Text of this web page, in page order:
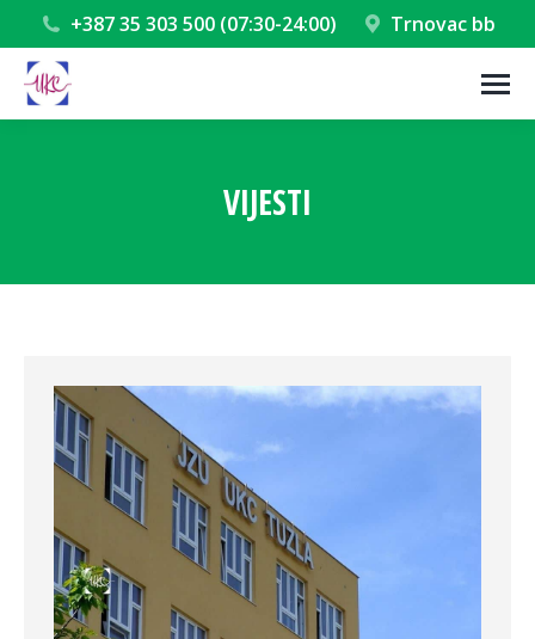
+387 35 303 500 (07:30-24:00) Trnovac bb
VIJESTI